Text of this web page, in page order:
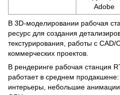
Adobe
В 3D-моделировании рабочая
ресурс для создания
текстурирования, работы с CAD/
коммерческих проектов.
В рендеринге рабочая станция
работает в среднем
интерьеры, небольшие